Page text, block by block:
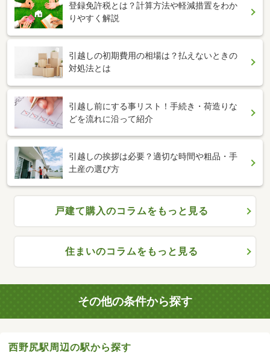
登録免許税とは？計算方法や軽減措置をわか
りやすく解説
引越しの初期費用の相場は？払えないときの
対処法とは
引越し前にする事リスト！手続き・荷造りな
どを流れに沿って紹介
引越しの挨拶は必要？適切な時間や粗品・手
土産の選び方
戸建て購入のコラムをもっと見る
住まいのコラムをもっと見る
その他の条件から探す
西野尻駅周辺の駅から探す